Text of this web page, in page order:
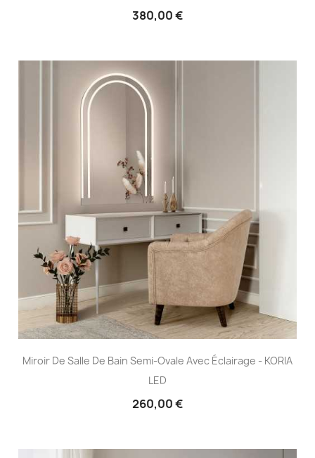
380,00 €
Miroir De Salle De Bain Semi-Ovale Avec Éclairage - KORIA
LED
260,00 €